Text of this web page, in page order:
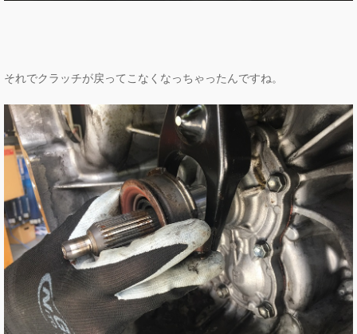
それでクラッチが戻ってこなくなっちゃったんですね。